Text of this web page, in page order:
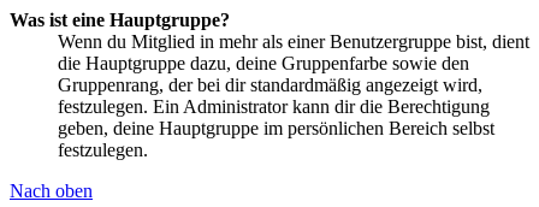
Was ist eine Hauptgruppe?
Wenn du Mitglied in mehr als einer Benutzergruppe bist, dient
die Hauptgruppe dazu, deine Gruppenfarbe sowie den
Gruppenrang, der bei dir standardmäßig angezeigt wird,
festzulegen. Ein Administrator kann dir die Berechtigung
geben, deine Hauptgruppe im persönlichen Bereich selbst
festzulegen.
Nach oben